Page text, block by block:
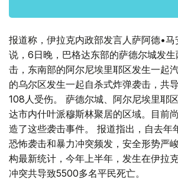
报道称，伊拉克内政部发言人萨阿德•马
说，6日晚，巴格达东部的萨德尔城发
击，东南部的阿尔尼埃里耶区发生一起
的乌尔区发生一起自杀式炸弹袭击，共
108人受伤。 萨德尔城、阿尔尼埃里耶
达市内什叶派穆斯林聚居的区域。目前
造了这些袭击事件。 报道指出，自去年
恐怖袭击和暴力冲突频发，安全形势严
构最新统计，今年上半年，发生在伊拉
冲突共导致5500多名平民死亡。